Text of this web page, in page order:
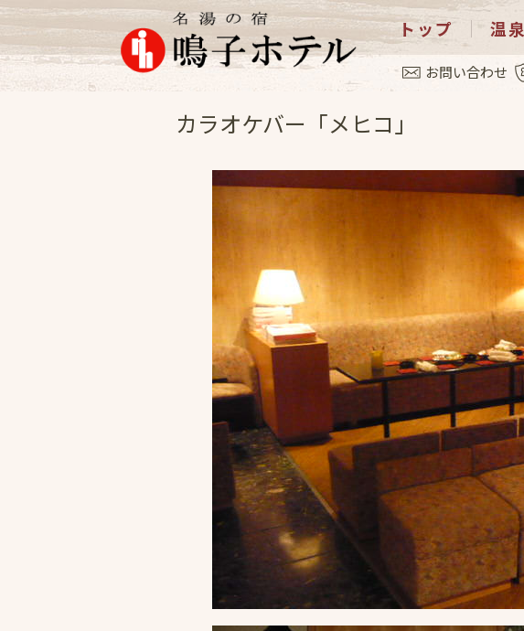
トップ 温泉
お問い合わせ
お知らせ 2010.1.14
カラオケバー「メヒコ」